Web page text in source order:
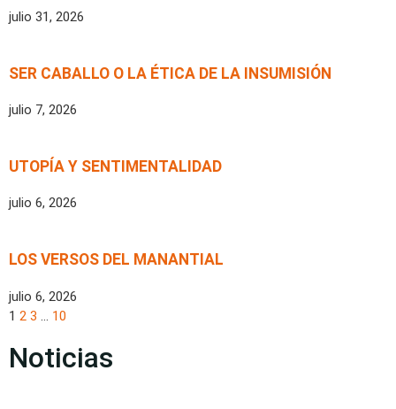
julio 31, 2026
SER CABALLO O LA ÉTICA DE LA INSUMISIÓN
julio 7, 2026
UTOPÍA Y SENTIMENTALIDAD
julio 6, 2026
LOS VERSOS DEL MANANTIAL
julio 6, 2026
1 2 3 10
Noticias